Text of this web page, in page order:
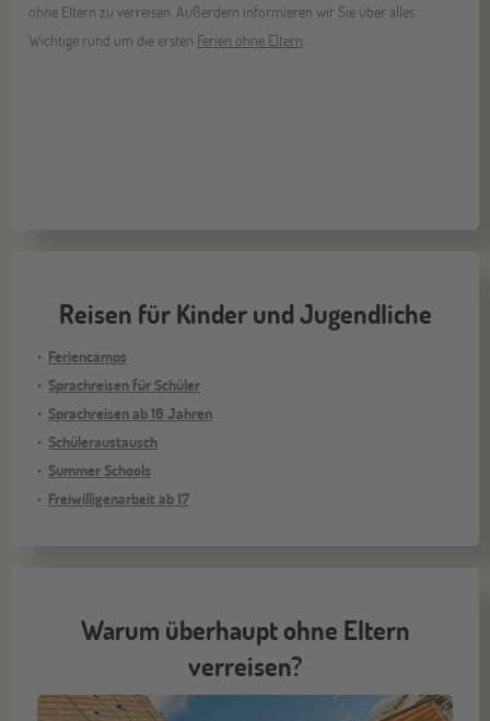
ohne Eltern zu verreisen. Außerdem informieren wir Sie über alles
Wichtige rund um die ersten Ferien ohne Eltern.
Reisen für Kinder und Jugendliche
Feriencamps
Sprachreisen für Schüler
Sprachreisen ab 16 Jahren
Schüleraustausch
Summer Schools
Freiwilligenarbeit ab 17
Warum überhaupt ohne Eltern
verreisen?